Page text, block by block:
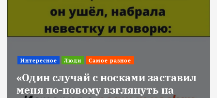
Интересное Люди Самое разное
«Один случай с носками заставил
меня по-новому взглянуть на